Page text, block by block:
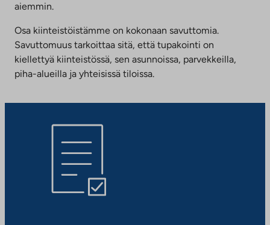
aiemmin.
Osa kiinteistöistämme on kokonaan savuttomia.
Savuttomuus tarkoittaa sitä, että tupakointi on
kiellettyä kiinteistössä, sen asunnoissa, parvekkeilla,
piha-alueilla ja yhteisissä tiloissa.